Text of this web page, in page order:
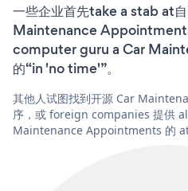
一些企业首先take a stab at
Maintenance
computer guru a Car
的“in 'no time'”。
其他人试图找到开源 Car
序，或 foreign companies 提供
Maintenance Appointments 的